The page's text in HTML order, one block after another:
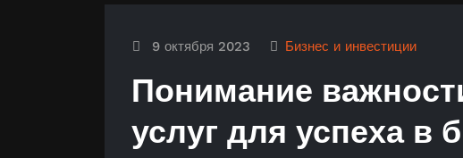
9 октября 2023 Бизнес и инвестиции
Понимание
услуг для успеха в